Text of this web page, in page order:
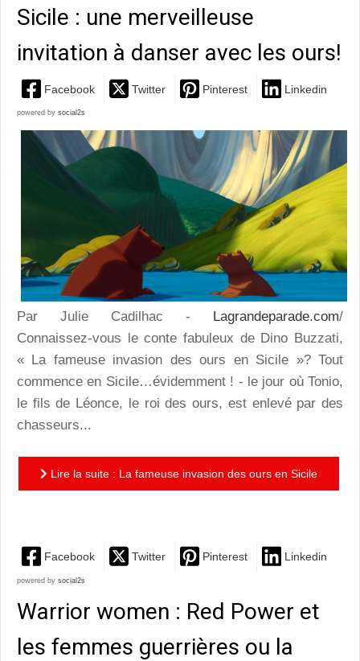
Sicile : une merveilleuse
invitation à danser avec les ours!
Facebook Twitter Pinterest Linkedin
powered by social2s
Par Julie Cadilhac - Lagrandeparade.com/
Connaissez-vous le conte fabuleux de Dino Buzzati,
« La fameuse invasion des ours en Sicile »? Tout
commence en Sicile…évidemment ! - le jour où Tonio,
le fils de Léonce, le roi des ours, est enlevé par des
chasseurs...
Lire la suite : La fameuse invasion des ours en Sicile
Facebook Twitter Pinterest Linkedin
powered by social2s
Warrior women : Red Power et
les femmes guerrières ou la